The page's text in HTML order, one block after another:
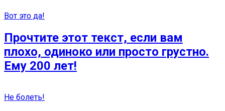
Вот это да!
Прочтите этот текст, если вам
плохо, одиноко или просто грустно.
Ему 200 лет!
Не болеть!